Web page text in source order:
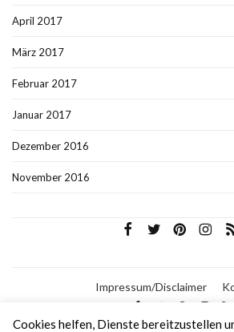
April 2017
März 2017
Februar 2017
Januar 2017
Dezember 2016
November 2016
Impressum/Disclaimer
Cookies helfen, Dienste bereitzustellen